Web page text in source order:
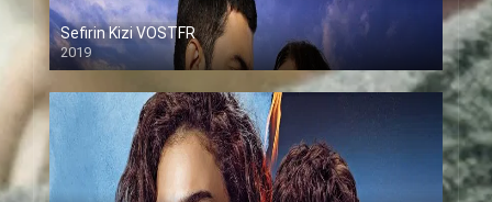
Sefirin Kizi VOSTFR
2019